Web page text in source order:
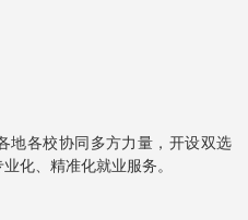
地各校协同多方力量，开设双选
化、精准化就业服务。